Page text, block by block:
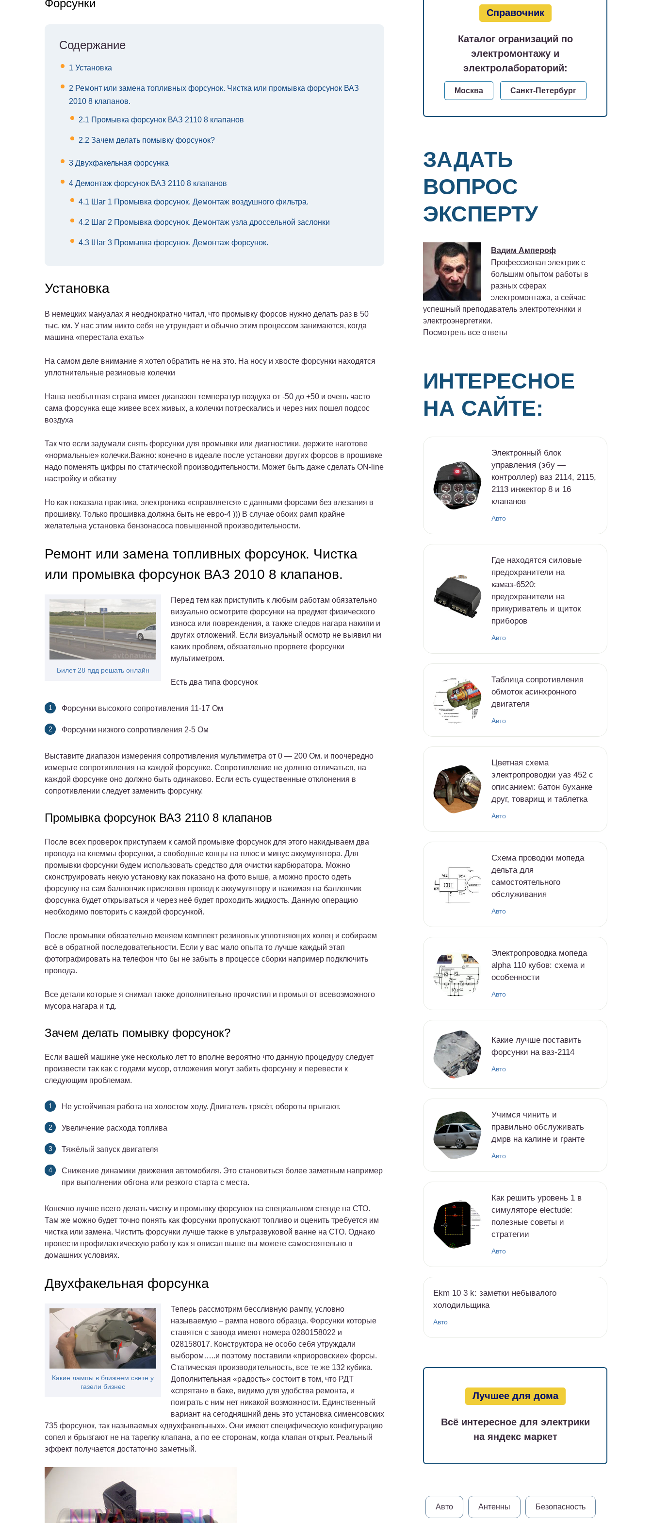
Форсунки
Содержание
1 Установка
2 Ремонт или замена топливных форсунок. Чистка или промывка форсунок ВАЗ
2010 8 клапанов.
2.1 Промывка форсунок ВАЗ 2110 8 клапанов
2.2 Зачем делать помывку форсунок?
3 Двухфакельная форсунка
4 Демонтаж форсунок ВАЗ 2110 8 клапанов
4.1 Шаг 1 Промывка форсунок. Демонтаж воздушного фильтра.
4.2 Шаг 2 Промывка форсунок. Демонтаж узла дроссельной заслонки
4.3 Шаг 3 Промывка форсунок. Демонтаж форсунок.
Установка
В немецких мануалах я неоднократно читал, что промывку форсов нужно делать раз в 50
тыс. км. У нас этим никто себя не утруждает и обычно этим процессом занимаются, когда
машина «перестала ехать»
На самом деле внимание я хотел обратить не на это. На носу и хвосте форсунки находятся
уплотнительные резиновые колечки
Наша необъятная страна имеет диапазон температур воздуха от -50 до +50 и очень часто
сама форсунка еще живее всех живых, а колечки потрескались и через них пошел подсос
воздуха
Так что если задумали снять форсунки для промывки или диагностики, держите наготове
«нормальные» колечки.Важно: конечно в идеале после установки других форсов в прошивке
надо поменять цифры по статической производительности. Может быть даже сделать ON-line
настройку и обкатку
Но как показала практика, электроника «справляется» с данными форсами без влезания в
прошивку. Только прошивка должна быть не евро-4 ))) В случае обоих рамп крайне
желательна установка бензонасоса повышенной производительности.
Ремонт или замена топливных форсунок. Чистка
или промывка форсунок ВАЗ 2010 8 клапанов.
Билет 28 пдд решать онлайн
Перед тем как приступить к любым работам обязательно
визуально осмотрите форсунки на предмет физического
износа или повреждения, а также следов нагара накипи и
других отложений. Если визуальный осмотр не выявил ни
каких проблем, обязательно прорвете форсунки
мультиметром.
Есть два типа форсунок
Форсунки высокого сопротивления 11-17 Ом
Форсунки низкого сопротивления 2-5 Ом
Выставите диапазон измерения сопротивления мультиметра от 0 — 200 Ом. и поочередно
измерьте сопротивления на каждой форсунке. Сопротивление не должно отличаться, на
каждой форсунке оно должно быть одинаково. Если есть существенные отклонения в
сопротивлении следует заменить форсунку.
Промывка форсунок ВАЗ 2110 8 клапанов
После всех проверок приступаем к самой промывке форсунок для этого накидываем два
провода на клеммы форсунки, а свободные концы на плюс и минус аккумулятора. Для
промывки форсунки будем использовать средство для очистки карбюратора. Можно
сконструировать некую установку как показано на фото выше, а можно просто одеть
форсунку на сам баллончик прислоняя провод к аккумулятору и нажимая на баллончик
форсунка будет открываться и через неё будет проходить жидкость. Данную операцию
необходимо повторить с каждой форсункой.
После промывки обязательно меняем комплект резиновых уплотняющих колец и собираем
всё в обратной последовательности. Если у вас мало опыта то лучше каждый этап
фотографировать на телефон что бы не забыть в процессе сборки например подключить
провода.
Все детали которые я снимал также дополнительно прочистил и промыл от всевозможного
мусора нагара и т.д.
Зачем делать помывку форсунок?
Если вашей машине уже несколько лет то вполне вероятно что данную процедуру следует
произвести так как с годами мусор, отложения могут забить форсунку и перевести к
следующим проблемам.
Не устойчивая работа на холостом ходу. Двигатель трясёт, обороты прыгают.
Увеличение расхода топлива
Тяжёлый запуск двигателя
Снижение динамики движения автомобиля. Это становиться более заметным например
при выполнении обгона или резкого старта с места.
Конечно лучше всего делать чистку и промывку форсунок на специальном стенде на СТО.
Там же можно будет точно понять как форсунки пропускают топливо и оценить требуется им
чистка или замена. Чистить форсунки лучше также в ультразвуковой ванне на СТО. Однако
провести профилактическую работу как я описал выше вы можете самостоятельно в
домашних условиях.
Двухфакельная форсунка
Какие лампы в ближнем свете у
газели бизнес
Теперь рассмотрим бессливную рампу, условно
называемую – рампа нового образца. Форсунки которые
ставятся с завода имеют номера 0280158022 и
028158017. Конструктора не особо себя утруждали
выбором…..и поэтому поставили «приоровские» форсы.
Статическая производительность, все те же 132 кубика.
Дополнительная «радость» состоит в том, что РДТ
«спрятан» в баке, видимо для удобства ремонта, и
поиграть с ним нет никакой возможности. Единственный
вариант на сегодняшний день это установка сименсовских
735 форсунок, так называемых «двухфакельных». Они имеют специфическую конфигурацию
сопел и брызгают не на тарелку клапана, а по ее сторонам, когда клапан открыт. Реальный
эффект получается достаточно заметный.
Справочник
Каталог огранизаций по
электромонтажу и
электролабораторий:
Москва Санкт-Петербург
ЗАДАТЬ
ВОПРОС
ЭКСПЕРТУ
Вадим Ампероф
Профессионал электрик с
большим опытом работы в
разных сферах
электромонтажа, а сейчас
успешный преподаватель электротехники и
электроэнергетики.
Посмотреть все ответы
ИНТЕРЕСНОЕ
НА САЙТЕ:
Электронный блок
управления (эбу —
контроллер) ваз 2114, 2115,
2113 инжектор 8 и 16
клапанов
Авто
Где находятся силовые
предохранители на
камаз-6520:
предохранители на
прикуриватель и щиток
приборов
Авто
Таблица сопротивления
обмоток асинхронного
двигателя
Авто
Цветная схема
электропроводки уаз 452 с
описанием: батон буханке
друг, товарищ и таблетка
Авто
Схема проводки мопеда
дельта для
самостоятельного
обслуживания
Авто
Электропроводка мопеда
alpha 110 кубов: схема и
особенности
Авто
Какие лучше поставить
форсунки на ваз-2114
Авто
Учимся чинить и
правильно обслуживать
дмрв на калине и гранте
Авто
Как решить уровень 1 в
симуляторе electude:
полезные советы и
стратегии
Авто
Ekm 10 3 k: заметки небывалого
холодильщика
Авто
Лучшее для дома
Всё интересное для электрики
на яндекс маркет
Авто Антенны Безопасность